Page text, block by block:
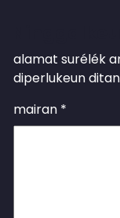
alamat surélék
diperlukeun
mairan *